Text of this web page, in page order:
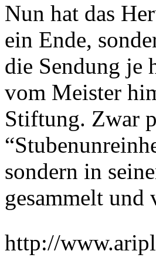
Nun hat das
ein Ende,
die Sendung je
vom Meister
Stiftung. Zwar
sondern in
gesammelt
http://